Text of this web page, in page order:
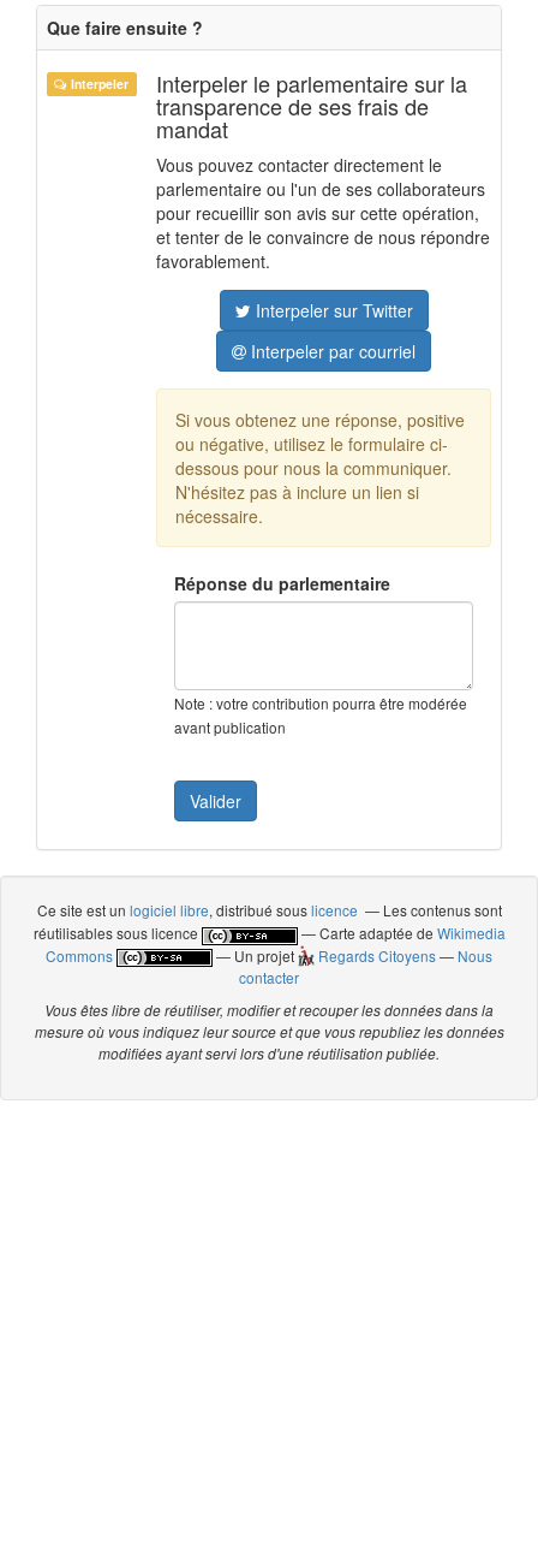
Que faire ensuite ?
Interpeler Interpeler le parlementaire sur la
transparence de ses frais de
mandat
Vous pouvez contacter directement le
parlementaire ou l'un de ses collaborateurs
pour recueillir son avis sur cette opération,
et tenter de le convaincre de nous répondre
favorablement.
Interpeler sur Twitter
Interpeler par courriel
Si vous obtenez une réponse, positive
ou négative, utilisez le formulaire ci-
dessous pour nous la communiquer.
N'hésitez pas à inclure un lien si
nécessaire.
Réponse du parlementaire
Note : votre contribution pourra être modérée
avant publication
Ce site est un logiciel libre, distribué souslicence — Les contenus sont
réutilisables sous licence
— Carte adaptée de Wikimedia
Commons
— Un projet Regards Citoyens— Nous
contacter
Vous êtes libre de réutiliser, modifier et recouper les données dans la
mesure où vous indiquez leur source et que vous republiez les données
modifiées ayant servi lors d'une réutilisation publiée.